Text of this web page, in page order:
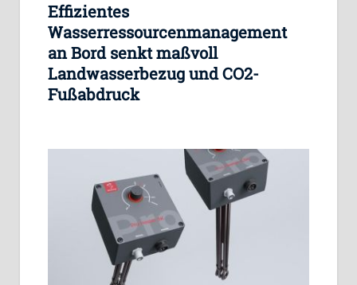
Effizientes
Wasserressourcenmanagement
an Bord senkt maßvoll
Landwasserbezug und CO2-
Fußabdruck